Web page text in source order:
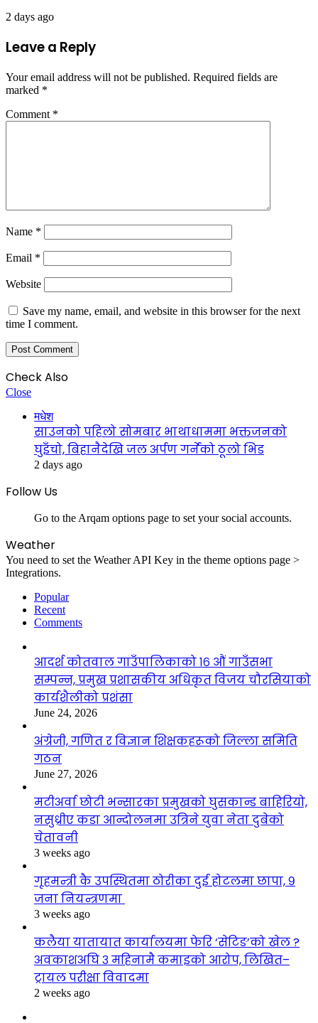
2 days ago
Leave a Reply
Your email address will not be published. Required fields are
marked *
Comment *
Name *
Email *
Website
Save my name, email, and website in this browser for the next
time I comment.
Check Also
Close
मधेश
साउनको पहिलो सोमबार भाथाधाममा भक्तजनको
घुइँचो, बिहानैदेखि जल अर्पण गर्नेको ठूलो भिड
2 days ago
Follow Us
Go to the Arqam options page to set your social accounts.
Weather
You need to set the Weather API Key in the theme options page >
Integrations.
Popular
Recent
Comments
आदर्श कोतवाल गाउँपालिकाको १६ औं गाउँसभा
सम्पन्न, प्रमुख प्रशासकीय अधिकृत विजय चौरसियाको
कार्यशैलीको प्रशंसा
June 24, 2026
अंग्रेजी, गणित र विज्ञान शिक्षकहरूको जिल्ला समिति
गठन
June 27, 2026
मटीअर्वा छोटी भन्सारका प्रमुखको घुसकान्ड बाहिरियो,
नसुध्रीए कडा आन्दोलनमा उत्रिने युवा नेता दुबेको
चेतावनी
3 weeks ago
गृहमन्त्री कै उपस्थितमा ठोरीका दुई होटलमा छापा, ९
जना नियन्त्रणमा
3 weeks ago
कलैया यातायात कार्यालयमा फेरि ‘सेटिङ’को खेल ?
अवकाशअघि ३ महिनामै कमाइको आरोप, लिखित–
ट्रायल परीक्षा विवादमा
2 weeks ago